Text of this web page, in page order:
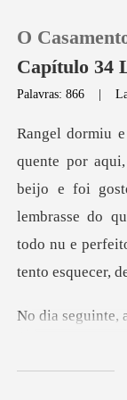
Loja
O
Capítulo 34
Palavras: 866 |
beijo e foi
lembrasse do
e,